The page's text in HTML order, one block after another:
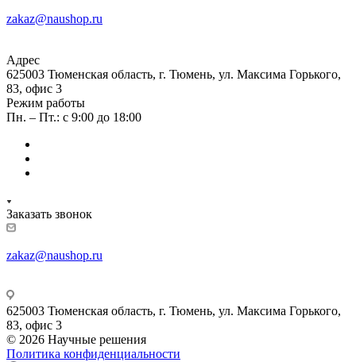
zakaz@naushop.ru
Адрес
625003 Тюменская область, г. Тюмень, ул. Максима Горького,
83, офис 3
Режим работы
Пн. – Пт.: с 9:00 до 18:00
Заказать звонок
zakaz@naushop.ru
625003 Тюменская область, г. Тюмень, ул. Максима Горького,
83, офис 3
© 2026 Научные решения
Политика конфиденциальности